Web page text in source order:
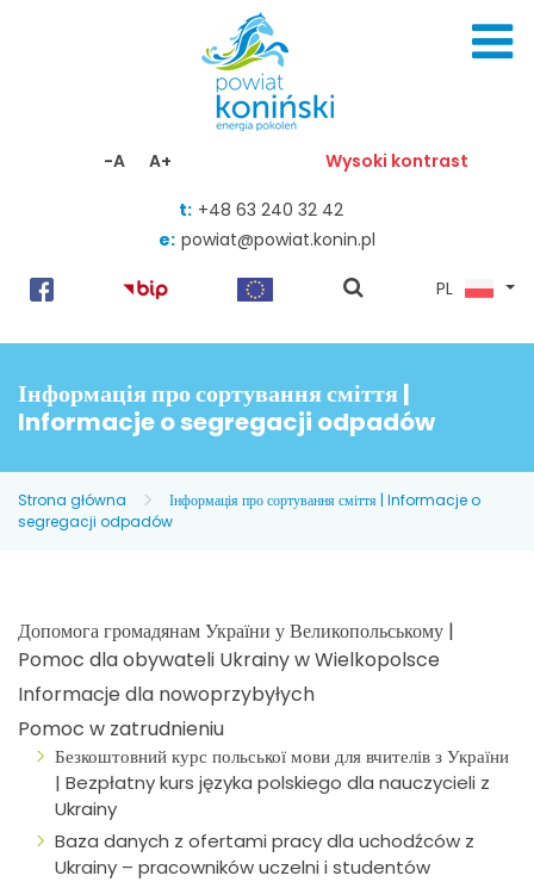
-A A+ Wysoki kontrast
t: +48 63 240 32 42
e: powiat@powiat.konin.pl
pokaż
PL
Інформація про сортування сміття |
Informacje o segregacji odpadów
Strona główna
Інформація про сортування сміття | Informacje o
segregacji odpadów
Допомога громадянам України у Великопольському |
Pomoc dla obywateli Ukrainy w Wielkopolsce
Informacje dla nowoprzybyłych
Pomoc w zatrudnieniu
Безкоштовний курс польської мови для вчителів з України
| Bezpłatny kurs języka polskiego dla nauczycieli z
Ukrainy
Baza danych z ofertami pracy dla uchodźców z
Ukrainy – pracowników uczelni i studentów